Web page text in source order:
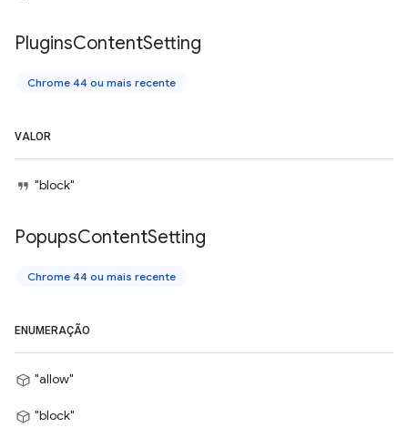
PluginsContentSetting
Chrome 44 ou mais recente
VALOR
"block"
PopupsContentSetting
Chrome 44 ou mais recente
ENUMERAÇÃO
"allow"
"block"